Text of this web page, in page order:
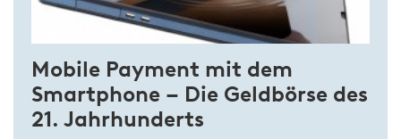
Mobile Payment mit dem
Smartphone – Die Geldbörse des
21. Jahrhunderts